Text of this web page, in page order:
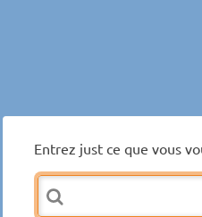
Entrez just ce que vous